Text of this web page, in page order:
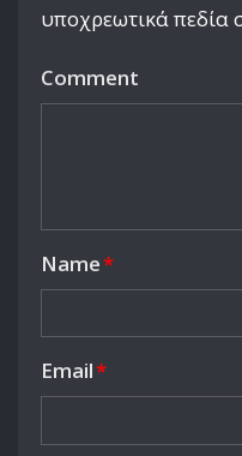
υποχρεωτικά πεδία
Comment
Name*
Email*